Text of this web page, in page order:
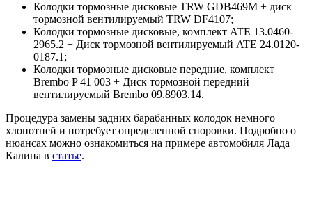
Колодки тормозные дисковые TRW GDB469M + диск
тормозной вентилируемый TRW DF4107;
Колодки тормозные дисковые, комплект ATE 13.0460-
2965.2 + Диск тормозной вентилируемый ATE 24.0120-
0187.1;
Колодки тормозные дисковые передние, комплект
Brembo P 41 003 + Диск тормозной передний
вентилируемый Brembo 09.8903.14.
Процедура замены задних барабанных колодок немного
хлопотней и потребует определенной сноровки. Подробно о
нюансах можно ознакомиться на примере автомобиля Лада
Калина в статье.